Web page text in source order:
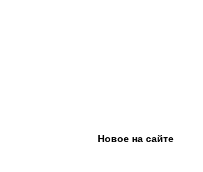
Новое на сайте